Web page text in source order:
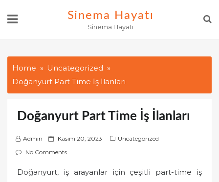
Sinema Hayatı
Sinema Hayatı
Home
Uncategorized
Doğanyurt Part Time İş İlanları
Doğanyurt Part Time İş İlanları
Admin
P
o
t
Kasım 20, 2023
Uncategorized
No Comments
Doğanyurt, iş arayanlar için çeşitli part-time iş